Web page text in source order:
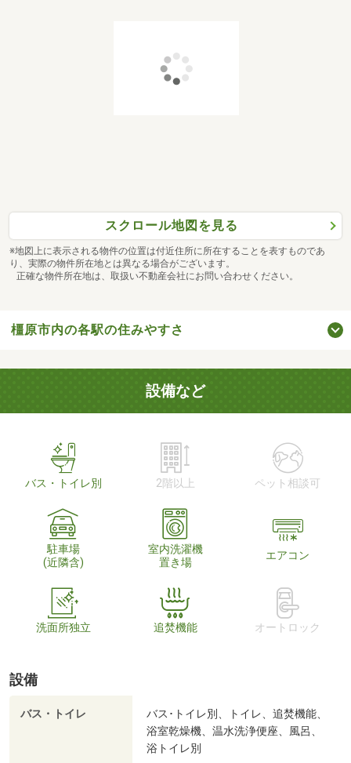
スクロール地図を見る
※地図上に表示される物件の位置は付近住所に所在することを表すものであ
り、実際の物件所在地とは異なる場合がございます。
正確な物件所在地は、取扱い不動産会社にお問い合わせください。
橿原市内の各駅の住みやすさ
設備など
バス・トイレ別 2階以上 ペット相談可
駐車場
(近隣含)
室内洗濯機
置き場
エアコン
洗面所独立 追焚機能 オートロック
設備
バス・トイレ
バス･トイレ別、トイレ、追焚機能、
浴室乾燥機、温水洗浄便座、風呂、
浴トイレ別